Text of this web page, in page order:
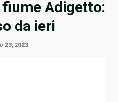
Adigetto:
da ieri
23, 2023